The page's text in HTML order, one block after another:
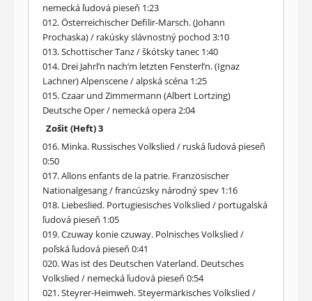
nemecká ľudová pieseň 1:23
012. Österreichischer Defilir-Marsch. (Johann
Prochaska) / rakúsky slávnostný pochod 3:10
013. Schottischer Tanz / škótsky tanec 1:40
014. Drei Jahrl’n nach’m letzten Fensterl’n. (Ignaz
Lachner) Alpenscene / alpská scéna 1:25
015. Czaar und Zimmermann (Albert Lortzing)
Deutsche Oper / nemecká opera 2:04
Zošit (Heft) 3
016. Minka. Russisches Volkslied / ruská ľudová pieseň
0:50
017. Allons enfants de la patrie. Französischer
Nationalgesang / francúzsky národný spev 1:16
018. Liebeslied. Portugiesisches Volkslied / portugalská
ľudová pieseň 1:05
019. Czuway konie czuway. Polnisches Volkslied /
poľská ľudová pieseň 0:41
020. Was ist des Deutschen Vaterland. Deutsches
Volkslied / nemecká ľudová pieseň 0:54
021. Steyrer-Heimweh. Steyermärkisches Volkslied /